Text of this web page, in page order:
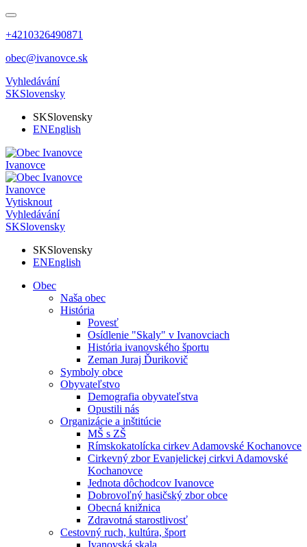
+4210326490871
obec@ivanovce.sk
Vyhledávání
SKSlovensky
SKSlovensky
ENEnglish
Ivanovce
Ivanovce
Vytisknout
Vyhledávání
SKSlovensky
SKSlovensky
ENEnglish
Obec
Naša obec
História
Povesť
Osídlenie "Skaly" v Ivanovciach
História ivanovského športu
Zeman Juraj Ďurikovič
Symboly obce
Obyvateľstvo
Demografia obyvateľstva
Opustili nás
Organizácie a inštitúcie
MŠ s ZŠ
Rímskokatolícka cirkev Adamovské Kochanovce
Cirkevný zbor Evanjelickej cirkvi Adamovské
Kochanovce
Jednota dôchodcov Ivanovce
Dobrovoľný hasičský zbor obce
Obecná knižnica
Zdravotná starostlivosť
Cestovný ruch, kultúra, šport
Ivanovská skala